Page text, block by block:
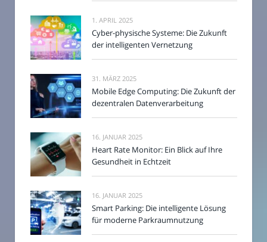
1. APRIL 2025
Cyber-physische Systeme: Die Zukunft
der intelligenten Vernetzung
31. MÄRZ 2025
Mobile Edge Computing: Die Zukunft der
dezentralen Datenverarbeitung
16. JANUAR 2025
Heart Rate Monitor: Ein Blick auf Ihre
Gesundheit in Echtzeit
16. JANUAR 2025
Smart Parking: Die intelligente Lösung
für moderne Parkraumnutzung